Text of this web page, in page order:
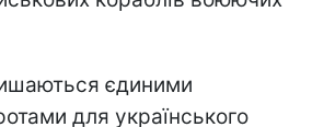
єдиними
для українського